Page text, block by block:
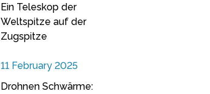
Ein Teleskop der
Weltspitze auf der
Zugspitze
11 February 2025
Drohnen Schwärme: